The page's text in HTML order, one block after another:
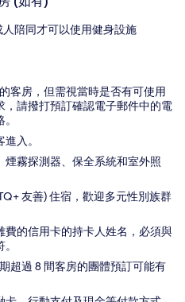
人陪同才可以使用健身設施
客房，但需視當時是否有可使用
，請撥打預訂確認電子郵件中的電
入。
煙霧探測器、保全系統和室外照
友善) 住宿，歡迎多元性別族群
費的信用卡的持卡人姓名，必須與
超過 8 間客房的團體預訂可能有